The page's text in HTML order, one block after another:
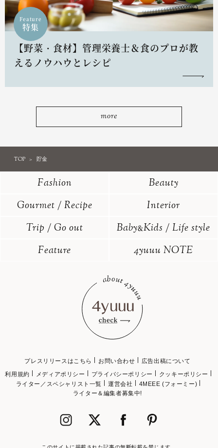
Feature
特集
【野菜・食材】管理栄養士＆食のプロが教
えるノウハウとレシピ
more
TOP 貯金
Fashion
Beauty
Gourmet / Recipe
Interior
Trip / Go out
Baby&Kids / Life style
Feature
4yuuu NOTE
プレスリリースはこちら お問い合わせ
広告出稿について
利用規約
メディアポリシー プライバシーポリシー
クッキーポリシー
ライター／スペシャリスト一覧
運営会社
4MEEE (フォーミー)
ライター＆編集者募集中!